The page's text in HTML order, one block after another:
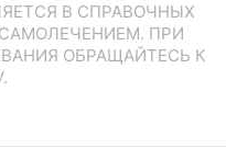
В СПРАВОЧНЫХ
ПРИ
ОБРАЩАЙТЕСЬ К